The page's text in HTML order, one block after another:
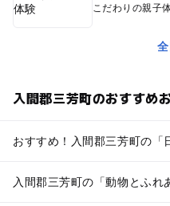
こだわりの親子
入間郡三芳町のおすすめ
おすすめ！入間郡三芳町の「
入間郡三芳町の「動物とふれ